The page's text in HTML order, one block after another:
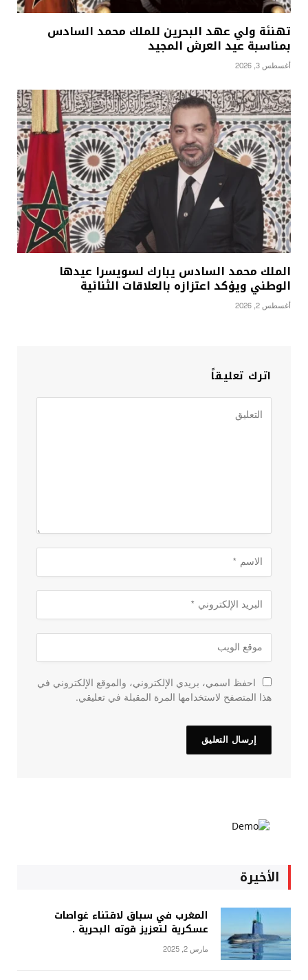
تهنئة ولي عهد البحرين للملك محمد السادس
بمناسبة عيد العرش المجيد
أغسطس 3, 2026
الملك محمد السادس يبارك لسويسرا عيدها
الوطني ويؤكد اعتزازه بالعلاقات الثنائية
أغسطس 2, 2026
اترك تعليقاً
احفظ اسمي، بريدي الإلكتروني، والموقع الإلكتروني في
هذا المتصفح لاستخدامها المرة المقبلة في تعليقي.
الأخيرة
المغرب في سباق لاقتناء غواصات
عسكرية لتعزيز قوته البحرية .
مارس 2, 2025